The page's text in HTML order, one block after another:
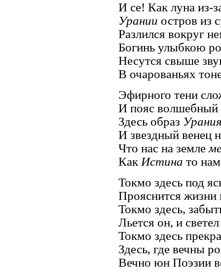
И се! Как луна из-
Урании остров из
Разлился вокруг
Богинь улыбкою
Несутся свыше
В очарованьях
Эфирного тени
И пояс волшебный
Здесь образ
И звездный венец
Что нас на земле
Как Истина то
Токмо здесь под
Прояснится
Токмо здесь,
Льется он, и
Токмо здесь
Здесь, где вечны
Вечно юн Поэзии